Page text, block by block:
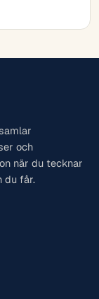
och
när du tecknar
du får.